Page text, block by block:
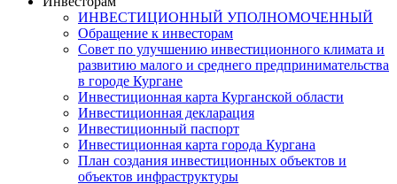
ИНВЕСТИЦИОННЫЙ УПОЛНОМОЧЕННЫЙ
Обращение к инвесторам
Совет по улучшению инвестиционного климата и
развитию малого и среднего предпринимательства
в городе Кургане
Инвестиционная карта Курганской области
Инвестиционная декларация
Инвестиционный паспорт
Инвестиционная карта города Кургана
План создания инвестиционных объектов и
объектов инфраструктуры